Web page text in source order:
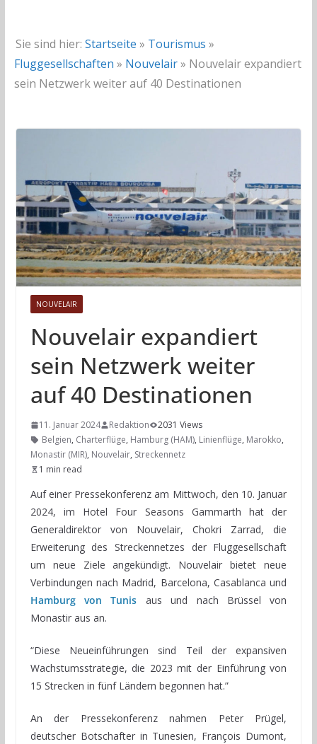
Sie sind hier: Startseite » Tourismus »
Fluggesellschaften » Nouvelair» Nouvelair expandiert
sein Netzwerk weiter auf 40 Destinationen
NOUVELAIR
Nouvelair expandiert
sein Netzwerk weiter
auf 40 Destinationen
11. Januar 2024 Redaktion
2031 Views
Belgien, Charterflüge, Hamburg (HAM), Linienflüge, Marokko,
Monastir (MIR), Nouvelair, Streckennetz
1 min read
Auf einer Pressekonferenz am Mittwoch, den 10. Januar
2024, im Hotel Four Seasons Gammarth hat der
Generaldirektor von Nouvelair, Chokri Zarrad, die
Erweiterung des Streckennetzes der Fluggesellschaft
um neue Ziele angekündigt. Nouvelair bietet neue
Verbindungen nach Madrid, Barcelona, Casablanca und
Hamburg von Tunis aus und nach Brüssel von
Monastir aus an.
“Diese Neueinführungen sind Teil der expansiven
Wachstumsstrategie, die 2023 mit der Einführung von
15 Strecken in fünf Ländern begonnen hat.”
An der Pressekonferenz nahmen Peter Prügel,
deutscher Botschafter in Tunesien, François Dumont,